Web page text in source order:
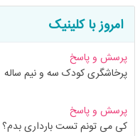
امروز با کلینیک
پرسش و پاسخ
پرخاشگری کودک سه و نیم ساله
پرسش و پاسخ
کی می تونم تست بارداری بدم؟